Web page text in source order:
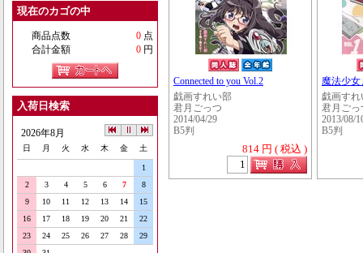
現在のカゴの中
商品点数 0 点
合計金額
0 円
入荷日検索
2026年8月
日 月 火 水 木 金 土
1
2
3 4 5 6 7
8
9
10 11 12 13 14
15
16
17 18 19 20 21
22
23
24 25 26 27 28
29
Connected to you Vol.2
戯画すれい部
君月ごっつ
2014/04/29
B5判
814 円 ( 税込 )
魔法少
戯画すれ
君月ごっ
2013/08/
B5判